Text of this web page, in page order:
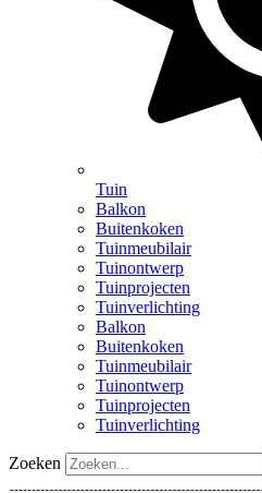
Tuin
Balkon
Buitenkoken
Tuinmeubilair
Tuinontwerp
Tuinprojecten
Tuinverlichting
Balkon
Buitenkoken
Tuinmeubilair
Tuinontwerp
Tuinprojecten
Tuinverlichting
Zoeken